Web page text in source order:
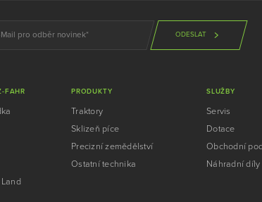
ODESLAT
FAHR PRODUKTY
Traktory
Sklizeň píce
Precizní zemědělství
Ostatní technika
SLUŽBY
Servis
Dotace
Obchodní
Náhradní díly